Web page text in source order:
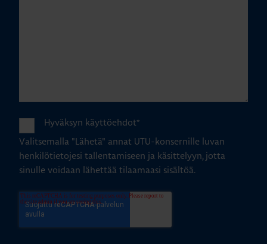
Hyväksyn käyttöehdot*
Valitsemalla "Lähetä" annat UTU-konsernille luvan
henkilötietojesi tallentamiseen ja käsittelyyn, jotta
sinulle voidaan lähettää tilaamaasi sisältöä.